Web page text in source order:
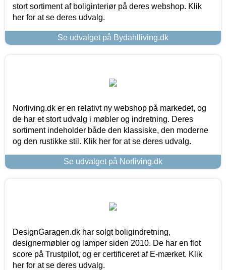
stort sortiment af boliginteriør på deres webshop. Klik
her for at se deres udvalg.
Se udvalget på Bydahlliving.dk
Norliving.dk er en relativt ny webshop på markedet, og
de har et stort udvalg i møbler og indretning. Deres
sortiment indeholder både den klassiske, den moderne
og den rustikke stil. Klik her for at se deres udvalg.
Se udvalget på Norliving.dk
DesignGaragen.dk har solgt boligindretning,
designermøbler og lamper siden 2010. De har en flot
score på Trustpilot, og er certificeret af E-mærket. Klik
her for at se deres udvalg.